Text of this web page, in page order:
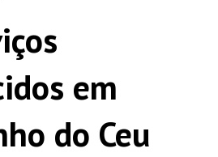
em
do Ceu